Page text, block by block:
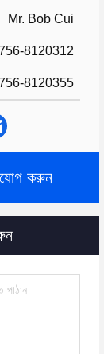
Mr. Bob Cui
8120312
8120355
করুন